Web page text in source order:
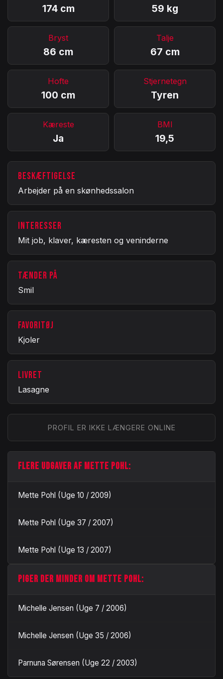
174 cm 59 kg
Bryst
86 cm
Talje
67 cm
Hofte
100 cm
Stjernetegn
Tyren
Kæreste
Ja
BMI
19,5
BESKÆFTIGELSE
Arbejder på en skønhedssalon
INTERESSER
Mit job, klaver, kæresten og veninderne
TÆNDER PÅ
Smil
FAVORITØJ
Kjoler
LIVRET
Lasagne
PROFIL ER IKKE LÆNGERE ONLINE
FLERE UDGAVER AF METTE POHL:
Mette Pohl (Uge 10 / 2009)
Mette Pohl (Uge 37 / 2007)
Mette Pohl (Uge 13 / 2007)
PIGER DER MINDER OM METTE POHL:
Michelle Jensen (Uge 7 / 2006)
Michelle Jensen (Uge 35 / 2006)
Parnuna Sørensen (Uge 22 / 2003)